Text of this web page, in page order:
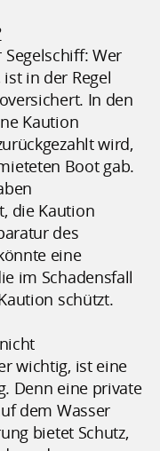
Wer
in der Regel
In den
Kaution
wird,
Boot gab.
die Kaution
des
eine
im Schadensfall
schützt.
wichtig, ist eine
Denn eine private
dem Wasser
bietet Schutz,